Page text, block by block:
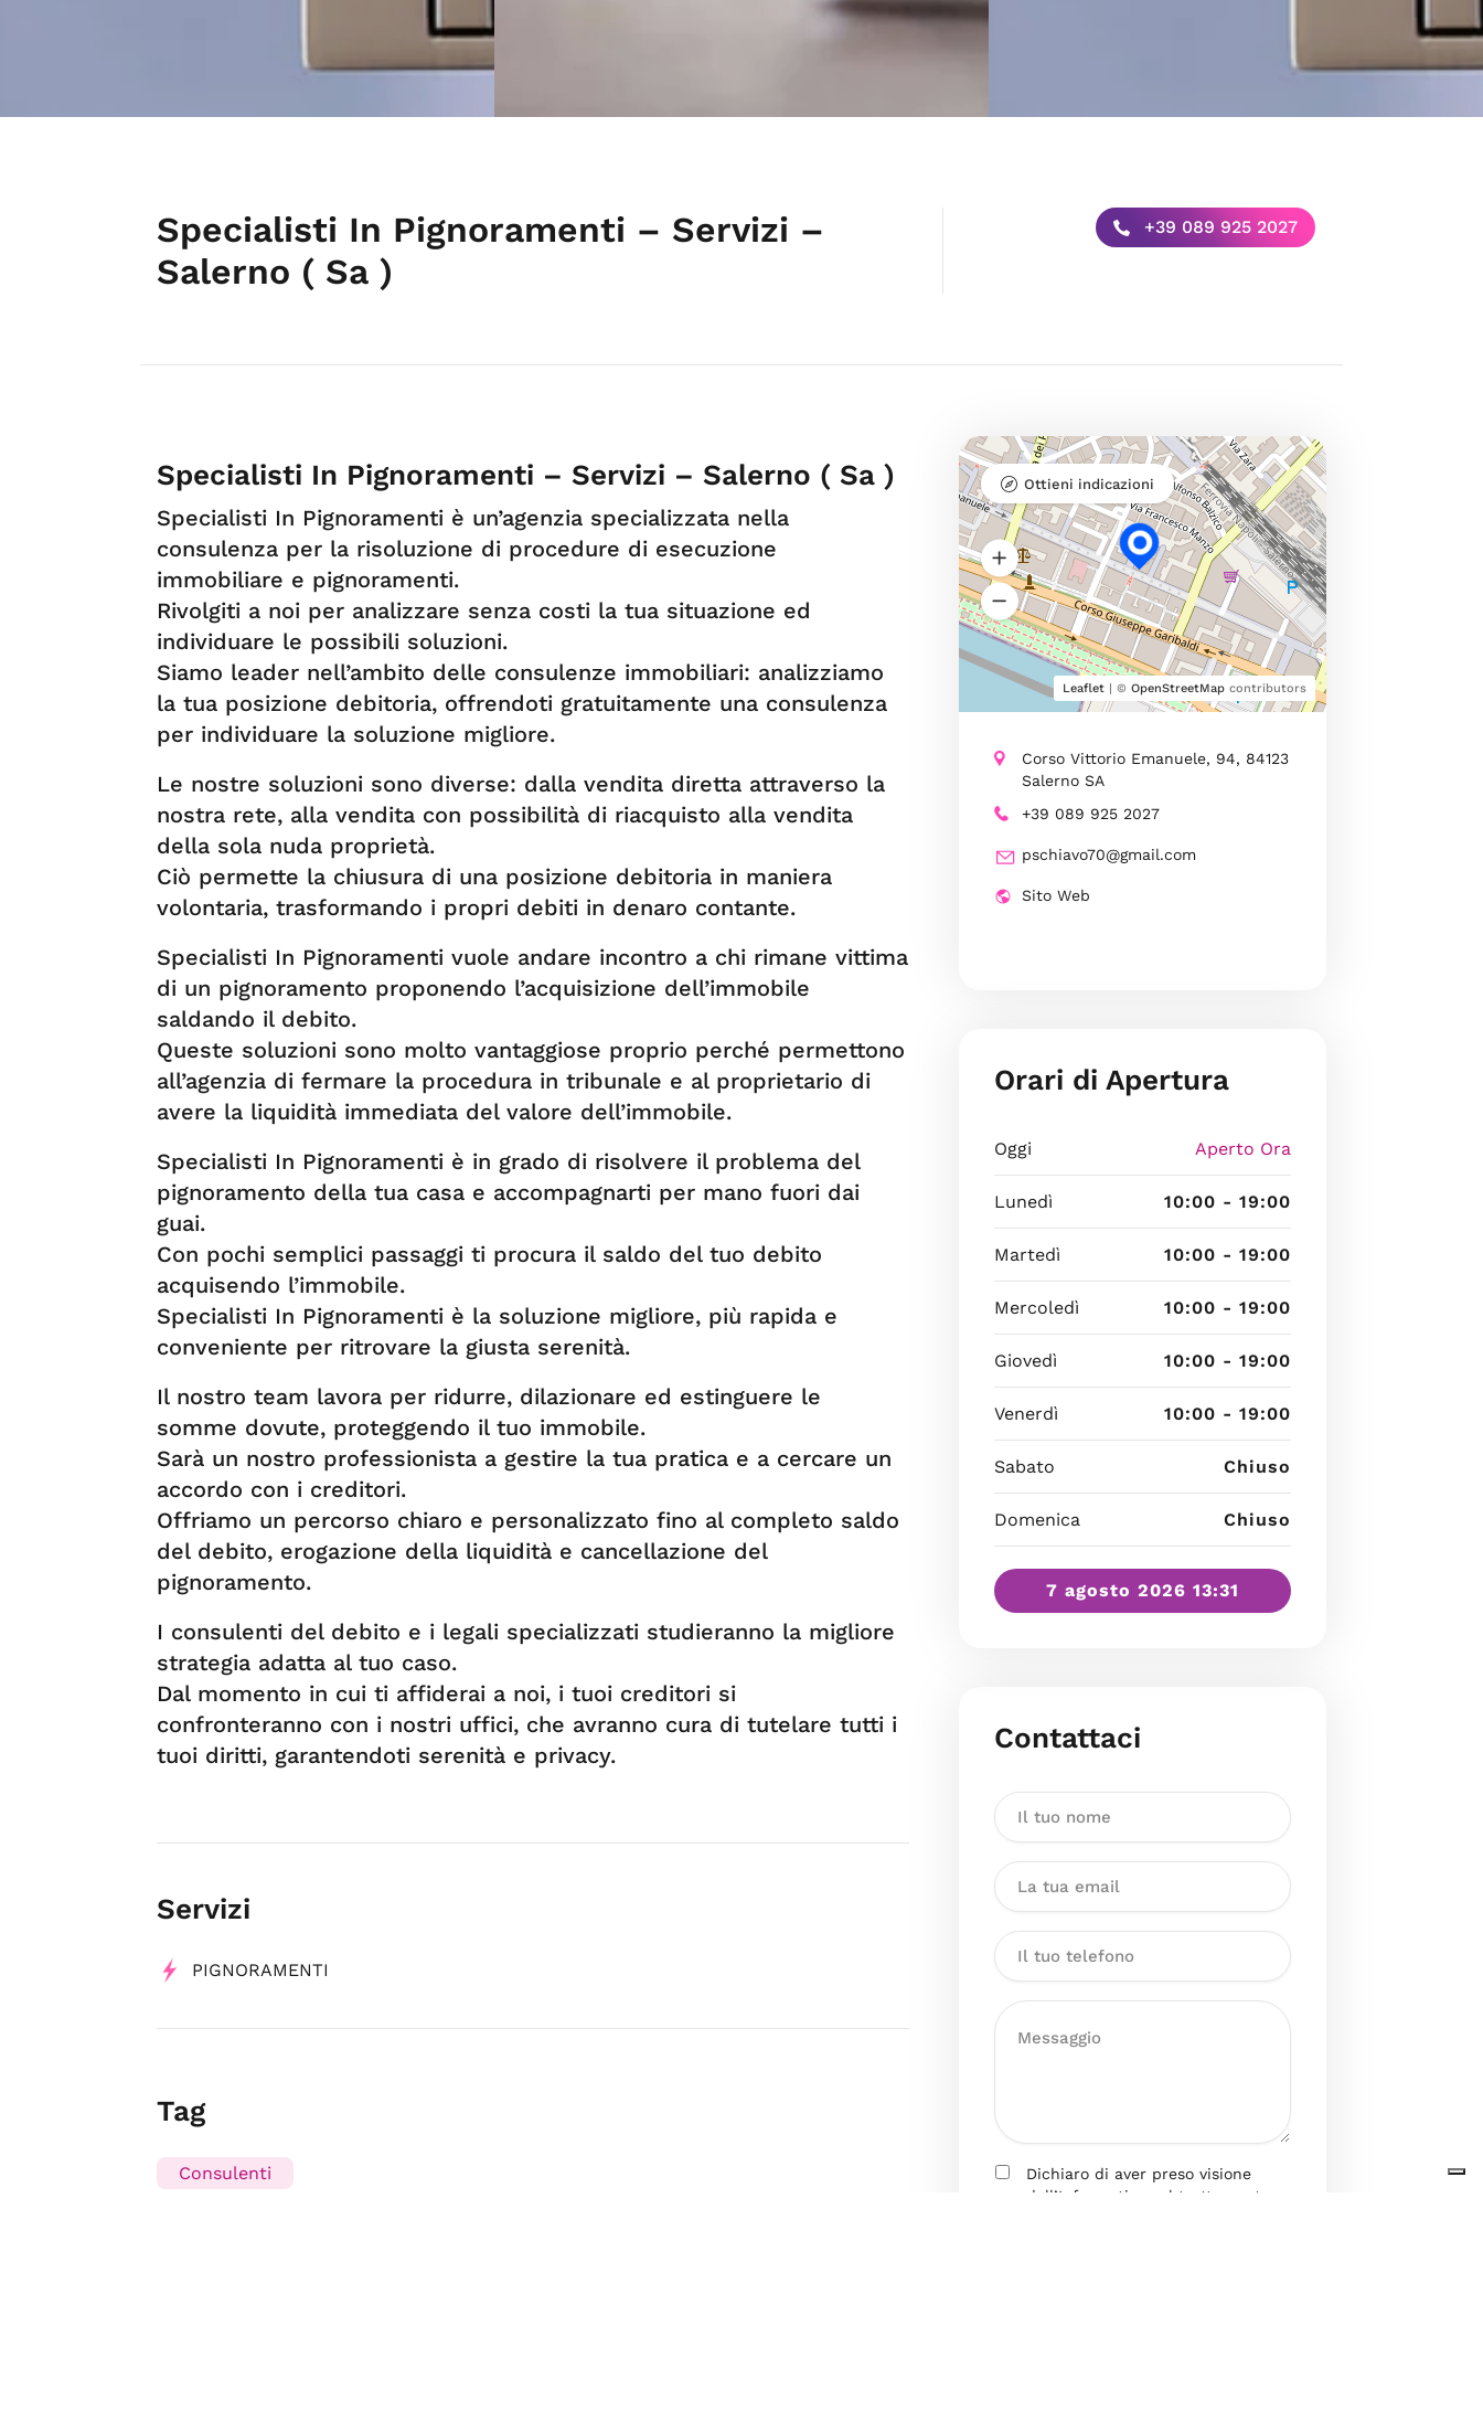
Specialisti In Pignoramenti – Servizi –
Salerno ( Sa )
+39 089 925 2027
Specialisti In Pignoramenti – Servizi – Salerno ( Sa )
Specialisti In Pignoramenti è un’agenzia specializzata nella
consulenza per la risoluzione di procedure di esecuzione
immobiliare e pignoramenti.
Rivolgiti a noi per analizzare senza costi la tua situazione ed
individuare le possibili soluzioni.
Siamo leader nell’ambito delle consulenze immobiliari: analizziamo
la tua posizione debitoria, offrendoti gratuitamente una consulenza
per individuare la soluzione migliore.
Le nostre soluzioni sono diverse: dalla vendita diretta attraverso la
nostra rete, alla vendita con possibilità di riacquisto alla vendita
della sola nuda proprietà.
Ciò permette la chiusura di una posizione debitoria in maniera
volontaria, trasformando i propri debiti in denaro contante.
Specialisti In Pignoramenti vuole andare incontro a chi rimane vittima
di un pignoramento proponendo l’acquisizione dell’immobile
saldando il debito.
Queste soluzioni sono molto vantaggiose proprio perché permettono
all’agenzia di fermare la procedura in tribunale e al proprietario di
avere la liquidità immediata del valore dell’immobile.
Specialisti In Pignoramenti è in grado di risolvere il problema del
pignoramento della tua casa e accompagnarti per mano fuori dai
guai.
Con pochi semplici passaggi ti procura il saldo del tuo debito
acquisendo l’immobile.
Specialisti In Pignoramenti è la soluzione migliore, più rapida e
conveniente per ritrovare la giusta serenità.
Il nostro team lavora per ridurre, dilazionare ed estinguere le
somme dovute, proteggendo il tuo immobile.
Sarà un nostro professionista a gestire la tua pratica e a cercare un
accordo con i creditori.
Offriamo un percorso chiaro e personalizzato fino al completo saldo
del debito, erogazione della liquidità e cancellazione del
pignoramento.
I consulenti del debito e i legali specializzati studieranno la migliore
strategia adatta al tuo caso.
Dal momento in cui ti affiderai a noi, i tuoi creditori si
confronteranno con i nostri uffici, che avranno cura di tutelare tutti i
tuoi diritti, garantendoti serenità e privacy.
Servizi
PIGNORAMENTI
Tag
Consulenti
Leaflet| © OpenStreetMapcontributors
Ottieni indicazioni
Corso Vittorio Emanuele, 94, 84123
Salerno SA
+39 089 925 2027
pschiavo70@gmail.com
Sito Web
Orari di Apertura
Oggi Aperto Ora
Lunedì 10:00 - 19:00
Martedì 10:00 - 19:00
Mercoledì 10:00 - 19:00
Giovedì 10:00 - 19:00
Venerdì 10:00 - 19:00
Sabato Chiuso
Domenica Chiuso
7 agosto 2026 13:31
Contattaci
Dichiaro di aver preso visione
dell’Informativa sul trattamento